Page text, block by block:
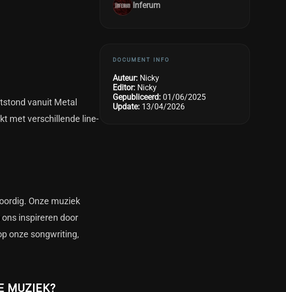
vanuit Metal
met verschillende line-
Onze muziek
inspireren door
onze songwriting,
MUZIEK?
Inferum
DOCUMENT INFO
Auteur: Nicky
Editor: Nicky
Gepubliceerd: 01/06/2025
Update: 13/04/2026